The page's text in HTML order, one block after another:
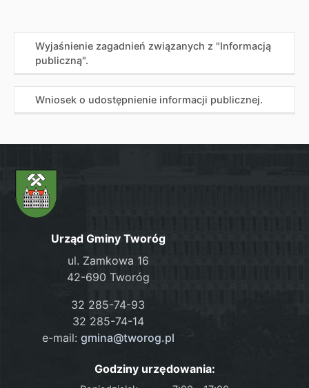
Wyjaśnienie zagadnień związanych z "Informacją
publiczną".
Wniosek o udostępnienie informacji publicznej.
Urząd Gminy Tworóg
ul. Zamkowa 16
42-690 Tworóg
32 285-74-93
32 285-74-14
e-mail: gmina@tworog.pl
Godziny urzędowania: